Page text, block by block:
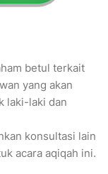
betul terkait
yang akan
laki-laki dan
konsultasi lain
acara aqiqah ini.